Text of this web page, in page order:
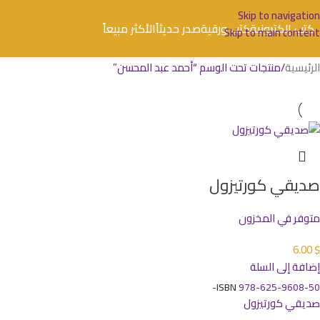
Skip to navigation
Skip to main content
كتب إلكترونيةكتب ورقيةصدر حديثاًالأكثر مبيعاً
الرئيسية منتجات تحت الوسم “أحمد عبد المحسن”
صديقي كورتيزول
متوفر في المخزون
6.00$
إضافة إلى السلة
ISBN978-625-9608-50-
صديقي كورتيزول